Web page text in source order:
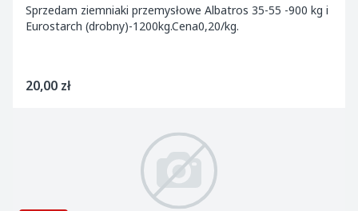
Sprzedam ziemniaki przemysłowe Albatros 35-55 -900 kg i
Eurostarch (drobny)-1200kg.Cena0,20/kg.
20,00 zł